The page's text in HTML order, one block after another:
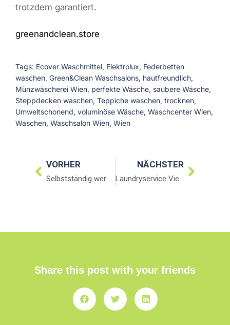
trotzdem garantiert.
greenandclean.store
Tags: Ecover Waschmittel, Elektrolux, Federbetten
waschen, Green&Clean Waschsalons, hautfreundlich,
Münzwäscherei Wien, perfekte Wäsche, saubere Wäsche,
Steppdecken waschen, Teppiche waschen, trocknen,
Umweltschonend, voluminöse Wäsche, Waschcenter Wien,
Waschen, Waschsalon Wien, Wien
VORHER
Selbstständig werden- aber was?
NÄCHSTER
Laundryservice Vienna – Wäschereiservice Wien
Share this post with your friends